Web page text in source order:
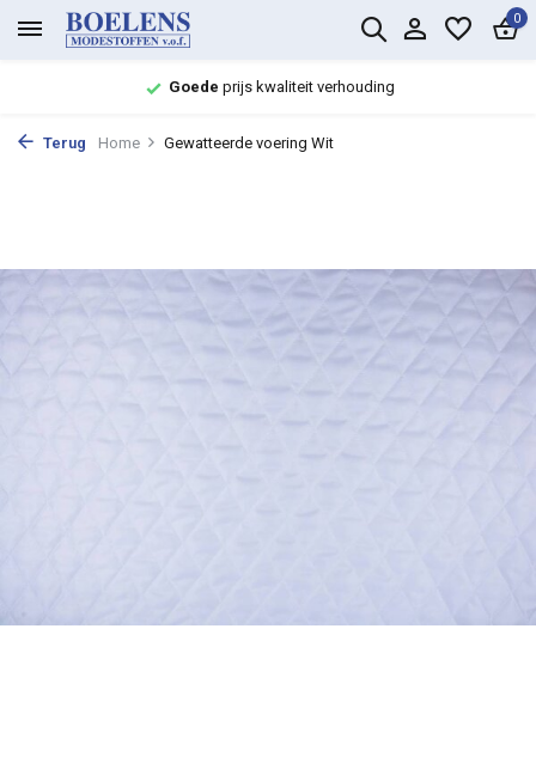
0
Goede prijs kwaliteit verhouding
Terug Home Gewatteerde voering Wit